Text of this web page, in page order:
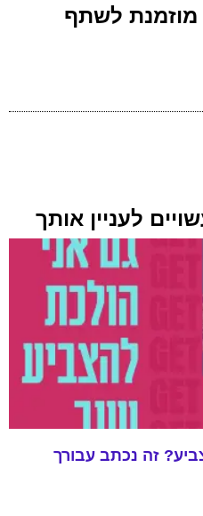
לשתף
לעניין אותך
זה נכתב עבורך